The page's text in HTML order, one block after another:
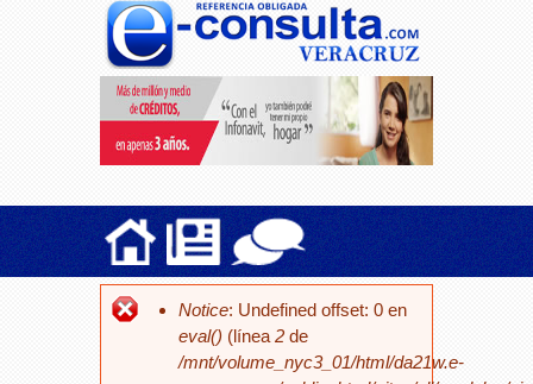
Notice: Undefined offset: 0 en
eval() (línea 2 de
/mnt/volume_nyc3_01/html/da21w.e-